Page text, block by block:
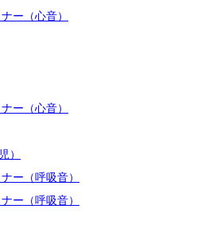
ー（心音）
ー（心音）
）
ー（呼吸音）
ー（呼吸音）